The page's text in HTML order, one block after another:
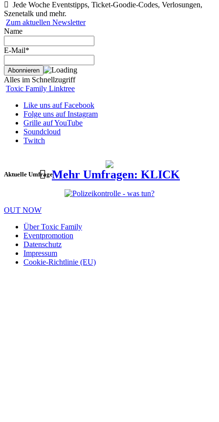
Jede Woche Eventstipps, Ticket-Goodie-Codes, Verlosungen,
Szenetalk und mehr.
Zum aktuellen Newsletter
Name
E-Mail*
Alles im Schnellzugriff
Toxic Family Linktree
Like uns auf Facebook
Folge uns auf Instagram
Grille auf YouTube
Soundcloud
Twitch
Aktuelle UmfrageMehr Umfragen: KLICK
OUT NOW
Über Toxic Family
Eventpromotion
Datenschutz
Impressum
Cookie-Richtlinie (EU)